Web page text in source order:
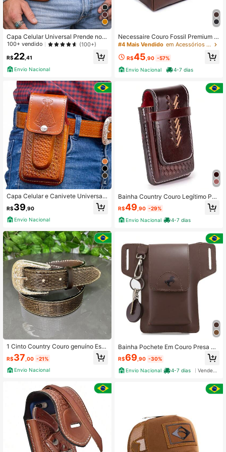
Capa Celular Universal Prende no
Cinto Bainha Country
100+ vendido (100+)
R$22 ,41
Envio Nacional
4
Capa Celular e Canivete Universal
Conjugada Forrada Premium Countr
y Unissex
R$39 ,90
Envio Nacional
1 Cinto Country Couro genuíno Esta
R$37 ,00 -21%
Envio Nacional
Necessaire Couro Fossil Premium R
esistente Forro Impermeavel Ziper E
#4 Mais Vendido em Acessórios para bolsas masculinas
R$45 ,90 -57%
Envio Nacional
4-7 dias
Bainha Country Couro Legítimo Por
ta Celular Artesanal Couro genuíno
Country Todas
R$49 ,90 -29%
Envio Nacional
4-7 dias
Bainha Pochete Em Couro Presa No
Cinto Masculina Organizadora Cha
ves Celular Documentos
R$69 ,90 -30%
Envio Nacional
4-7 dias